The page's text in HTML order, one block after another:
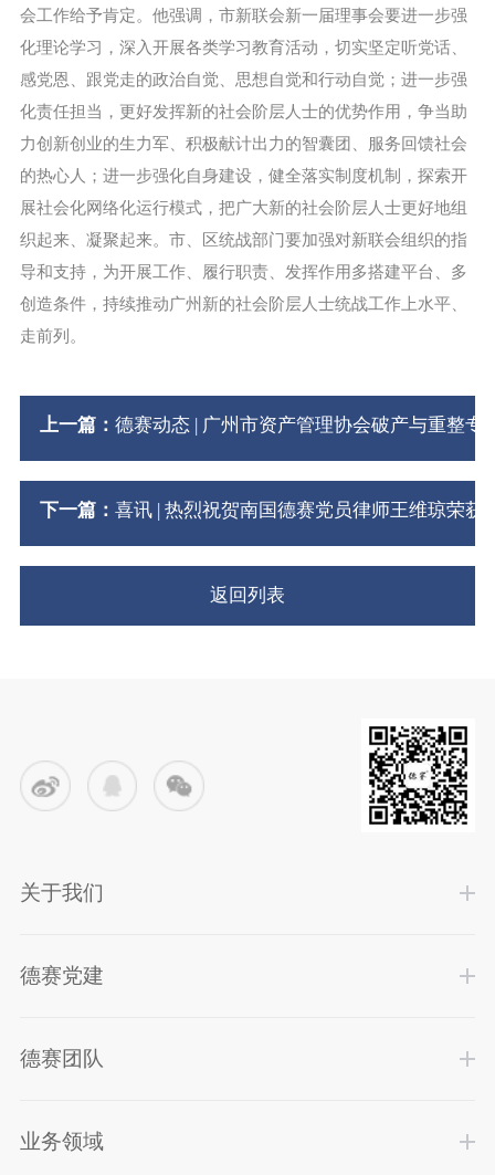
会工作给予肯定。他强调，市新联会新一届理事会要进一步强
化理论学习，深入开展各类学习教育活动，切实坚定听党话、
感党恩、跟党走的政治自觉、思想自觉和行动自觉；进一步强
化责任担当，更好发挥新的社会阶层人士的优势作用，争当助
力创新创业的生力军、积极献计出力的智囊团、服务回馈社会
的热心人；进一步强化自身建设，健全落实制度机制，探索开
展社会化网络化运行模式，把广大新的社会阶层人士更好地组
织起来、凝聚起来。市、区统战部门要加强对新联会组织的指
导和支持，为开展工作、履行职责、发挥作用多搭建平台、多
创造条件，持续推动广州新的社会阶层人士统战工作上水平、
走前列。
上一篇： 德赛动态 | 广州市资产管理协会破产与重整
下一篇： 喜讯 | 热烈祝贺南国德赛党员律师王维琼荣
返回列表
关于我们
德赛党建
德赛团队
业务领域